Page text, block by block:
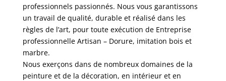
professionnels passionnés. Nous vous garantissons
un travail de qualité, durable et réalisé dans les
règles de l’art, pour toute exécution de Entreprise
professionnelle Artisan – Dorure, imitation bois et
marbre.
Nous exerçons dans de nombreux domaines de la
peinture et de la décoration, en intérieur et en